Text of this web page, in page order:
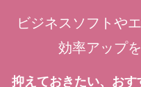
ビジネスソフトや
効率アップ
抑えておきたい、お